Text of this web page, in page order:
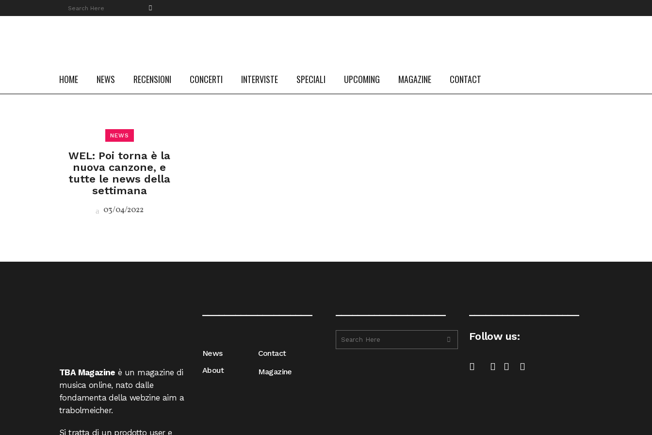
HOME NEWS RECENSIONI CONCERTI INTERVISTE SPECIALI UPCOMING MAGAZINE CONTACT
NEWS
WEL: Poi torna è la
nuova canzone, e
tutte le news della
settimana
03/04/2022
FOLLOW US #TBA
INSTAGRAM FEED
TBA Magazine è un magazine di
musica online, nato dalle
fondamenta della webzine aim a
trabolmeicher.
Si tratta di un prodotto user e
News
About
Contact
Magazine
Follow us: